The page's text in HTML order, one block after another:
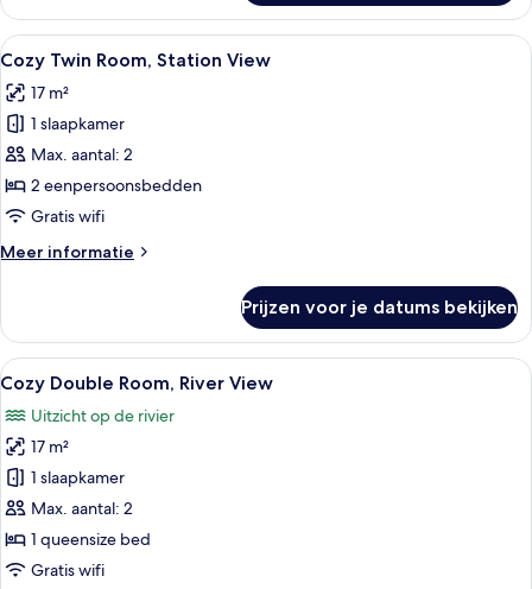
Suite,
River
View
Alle
foto's
voor
Cozy
Twin
Room,
Station
laden
Hotelkamer met een groot bed,
8
Cozy Twin Room, Station View
17 m²
1 slaapkamer
Max. aantal: 2
2 eenpersoonsbedden
Gratis wifi
Meer informatie
Meer
Twin
Room,
Station
View
Prijzen voor je datums bekijken
Alle
foto's
voor
Cozy
Double
Room,
River
View
Een slaapkamer met een bed, een
7
Cozy Double Room, River View
Uitzicht op de rivier
17 m²
1 slaapkamer
Max. aantal: 2
1 queensize bed
Gratis wifi